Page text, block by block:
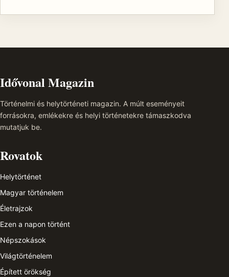
Idővonal Magazin
Történelmi és helytörténeti magazin. A múlt eseményeit
forrásokra, emlékekre és helyi történetekre támaszkodva
mutatjuk be.
Rovatok
Helytörténet
Magyar történelem
Életrajzok
Ezen a napon történt
Népszokások
Világtörténelem
Épített örökség